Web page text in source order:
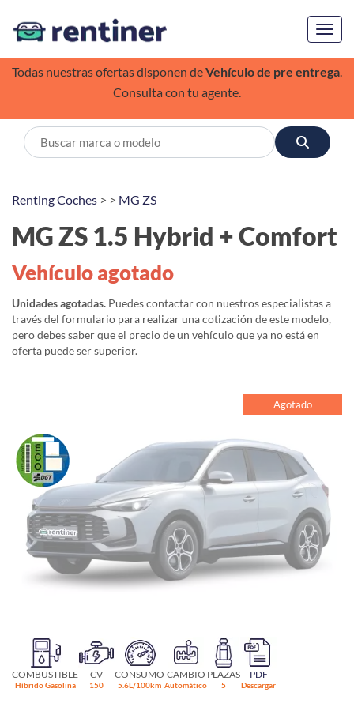
Todas nuestras ofertas disponen deVehículo de pre entrega.
Consulta con tu agente.
Renting Coches > > MG ZS
MG ZS 1.5 Hybrid + Comfort
Vehículo agotado
Unidades agotadas. Puedes contactar con nuestros especialistas a
través del formulario para realizar una cotización de este modelo,
pero debes saber que el precio de un vehículo que ya no está en
oferta puede ser superior.
Agotado
COMBUSTIBLE
Híbrido Gasolina
CV
150
CONSUMO
5.6L/100km
CAMBIO
Automático
PLAZAS
5
PDF
Descargar